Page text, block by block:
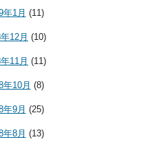
年1月 (11)
12月 (10)
11月 (11)
年10月 (8)
年9月 (25)
年8月 (13)